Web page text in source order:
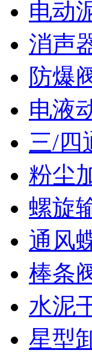
电动
消声
防爆
电液
三/四
粉尘
螺旋
通风
棒条
水泥
星型